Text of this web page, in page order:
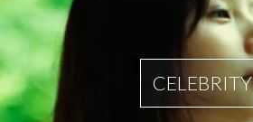
CELEBRITY